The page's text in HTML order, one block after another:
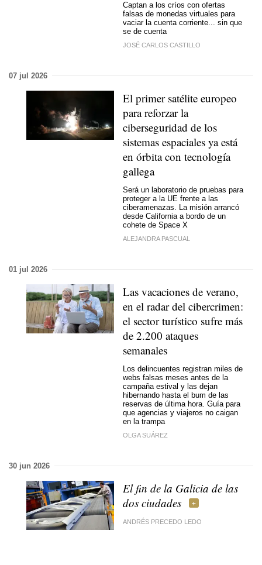
Captan a los críos con ofertas
falsas de monedas virtuales para
vaciar la cuenta corriente... sin que
se de cuenta
JOSÉ CARLOS CASTILLO
07 jul 2026
El primer satélite europeo
para reforzar la
ciberseguridad de los
sistemas espaciales ya está
en órbita con tecnología
gallega
Será un laboratorio de pruebas para
proteger a la UE frente a las
ciberamenazas. La misión arrancó
desde California a bordo de un
cohete de Space X
ALEJANDRA PASCUAL
01 jul 2026
Las vacaciones de verano,
en el radar del cibercrimen:
el sector turístico sufre más
de 2.200 ataques
semanales
Los delincuentes registran miles de
webs falsas meses antes de la
campaña estival y las dejan
hibernando hasta el bum de las
reservas de última hora. Guía para
que agencias y viajeros no caigan
en la trampa
OLGA SUÁREZ
30 jun 2026
El fin de la Galicia de las
dos ciudades
ANDRÉS PRECEDO LEDO